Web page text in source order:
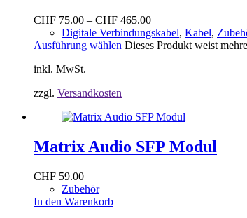
CHF 75.00 – CHF 465.00
Digitale Verbindungskabel, Kabel,
Ausführung wählen Dieses Produkt weist
inkl. MwSt.
zzgl. Versandkosten
Matrix Audio SFP Modul
CHF 59.00
Zubehör
In den Warenkorb